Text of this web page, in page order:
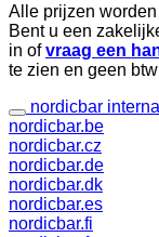
Alle prijzen
Bent u een
in ofvraag een
te zien en geen
nordicbar
nordicbar.be
nordicbar.cz
nordicbar.de
nordicbar.dk
nordicbar.es
nordicbar.fi